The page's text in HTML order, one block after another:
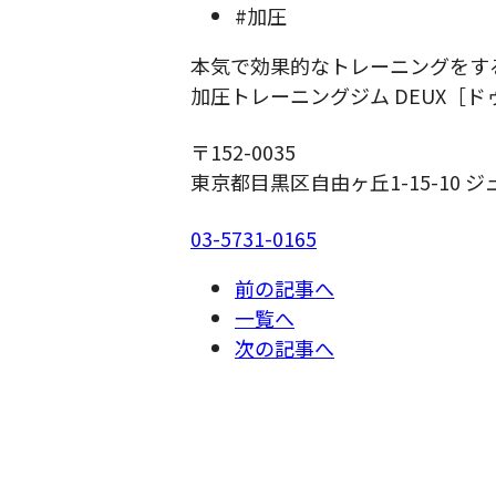
#加圧
本気で効果的なトレーニングをす
加圧トレーニングジム DEUX［ド
〒152-0035
東京都目黒区自由ヶ丘1-15-10 ジ
03-5731-0165
前の記事へ
一覧へ
次の記事へ